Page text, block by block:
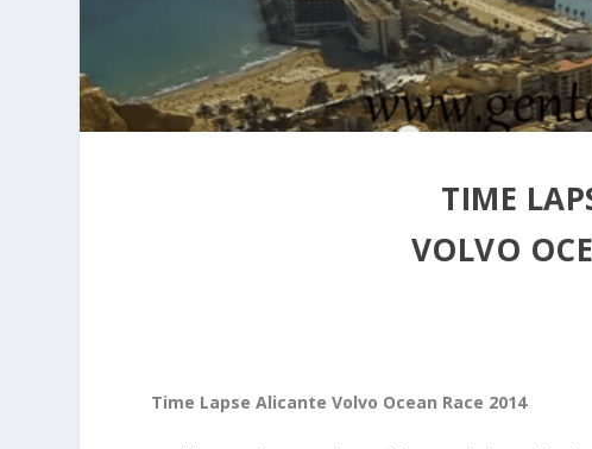
TIME
VOLVO
Time Lapse Alicante Volvo Ocean Race 2014